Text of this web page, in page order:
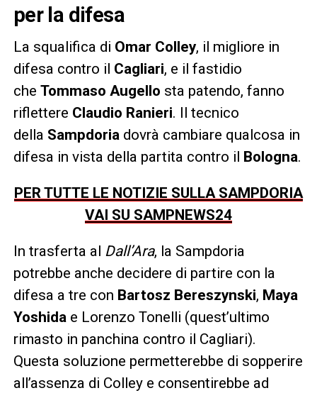
per la difesa
La squalifica di Omar Colley, il migliore in
difesa contro il Cagliari, e il fastidio
che Tommaso Augello sta patendo, fanno
riflettere Claudio Ranieri. Il tecnico
della Sampdoriadovrà cambiare qualcosa in
difesa in vista della partita contro il
Bologna.
PER TUTTE LE NOTIZIE SULLA SAMPDORIA
VAI SU SAMPNEWS24
In trasferta al Dall’Ara, la Sampdoria
potrebbe anche decidere di partire con la
difesa a tre con Bartosz Bereszynski, Maya
Yoshidae Lorenzo Tonelli (quest’ultimo
rimasto in panchina contro il Cagliari).
Questa soluzione permetterebbe di sopperire
all’assenza di Colley e consentirebbe ad